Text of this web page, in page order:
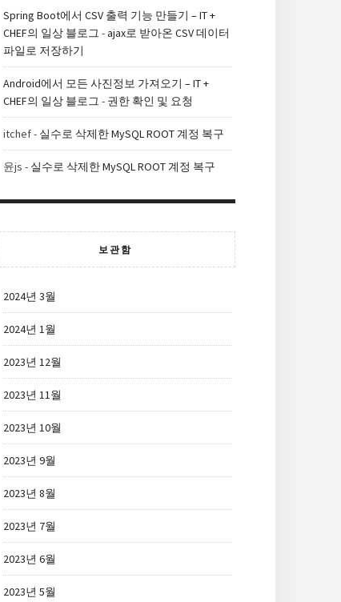
Spring Boot에서 CSV 출력 기능 만들기 – IT +
CHEF의 일상 블로그 -ajax로 받아온 CSV 데이터
파일로 저장하기
Android에서 모든 사진정보 가져오기 – IT +
CHEF의 일상 블로그 - 권한 확인 및 요청
itchef- 실수로 삭제한 MySQL ROOT 계정 복구
윤js - 실수로 삭제한 MySQL ROOT 계정 복구
보관함
2024년 3월
2024년 1월
2023년 12월
2023년 11월
2023년 10월
2023년 9월
2023년 8월
2023년 7월
2023년 6월
2023년 5월